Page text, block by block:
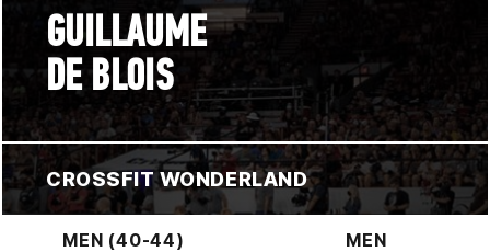
GUILLAUME
DE BLOIS
CROSSFIT WONDERLAND
MEN (40-44) MEN